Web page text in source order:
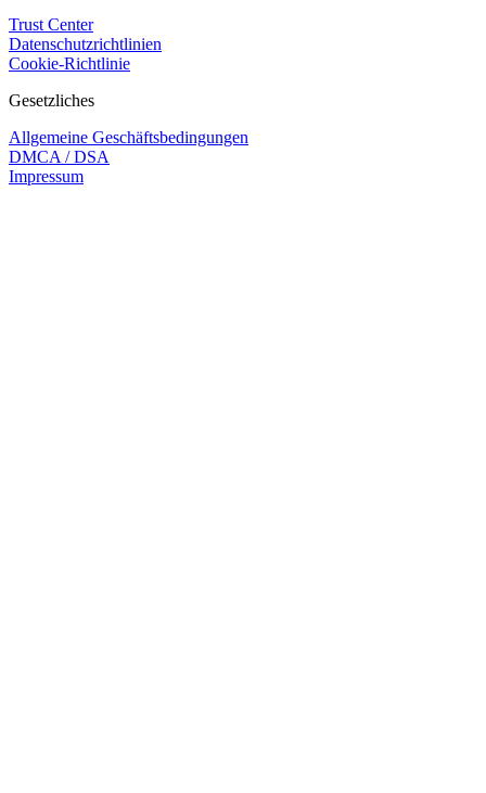
Trust Center
Datenschutzrichtlinien
Cookie-Richtlinie
Gesetzliches
Allgemeine Geschäftsbedingungen
DMCA / DSA
Impressum